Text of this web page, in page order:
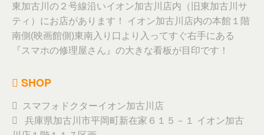
東加古川の２号線沿いイオン加古川店内（旧東加古川サ
ティ）にお店があります！ イオン加古川店内の本館１階
南側(映画館側)東南入り口より入ってすぐ右手にある
『スマホの修理屋さん』の大きな看板が目印です！
SHOP
スマフォドクターイオン加古川店
兵庫県加古川市平岡町新在家６１５－１ イオン加古